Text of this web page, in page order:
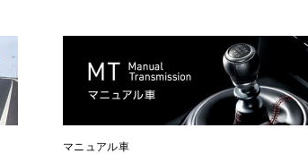
マニュアル車